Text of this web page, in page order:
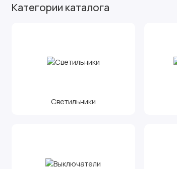
Категории каталога
Светильники